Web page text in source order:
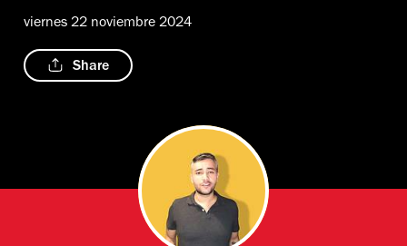
viernes 22 noviembre 2024
Share